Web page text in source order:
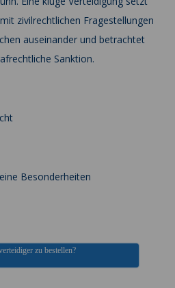
zivilrechtlichen Fragestellungen
auseinander und betrachtet
Sanktion.
Besonderheiten
zu bestellen?